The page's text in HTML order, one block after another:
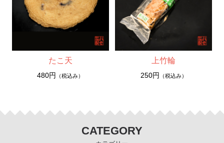
たこ天
480円 （税込み）
上竹輪
250円 （税込み）
CATEGORY